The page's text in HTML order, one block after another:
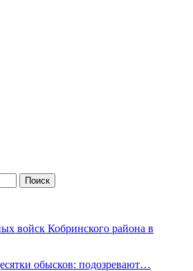
войск Кобринского района в
обысков: подозревают…